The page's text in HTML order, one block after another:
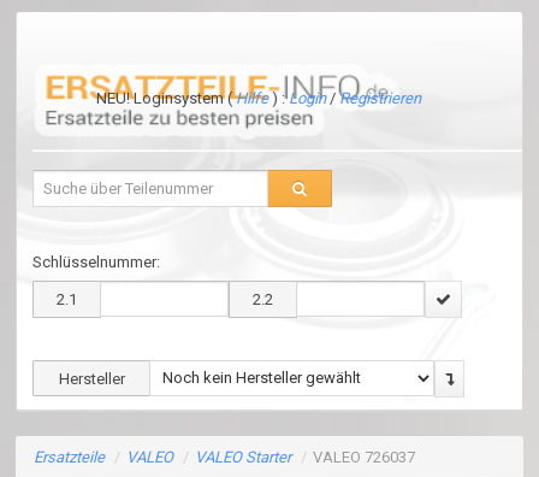
NEU! Loginsystem (Hilfe) :Login /Registrieren
Schlüsselnummer:
2.1 2.2
Hersteller
Ersatzteile / VALEO / VALEO Starter / VALEO 726037